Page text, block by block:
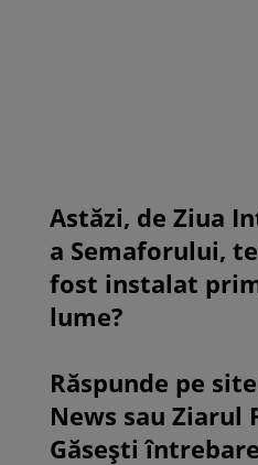
Astăzi, de Ziua
a Semaforului,
fost instalat
lume?
Răspunde pe
News sau Ziarul
Găsești